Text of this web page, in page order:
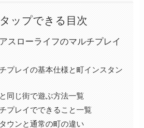
タップできる目次
スローライフのマルチプレイ
プレイの基本仕様と町インスタン
同じ街で遊ぶ方法一覧
プレイでできること一覧
ウンと通常の町の違い